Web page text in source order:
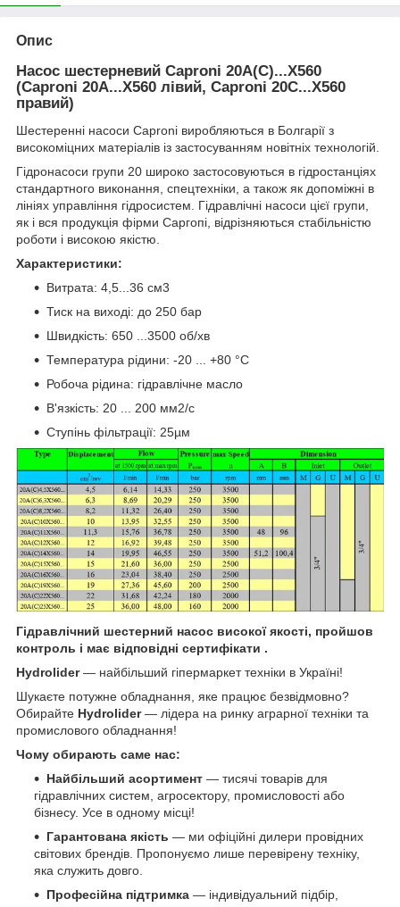
Опис
Насос шестерневий Caproni 20A(C)...X560
(Caproni 20A...X560 лівий, Caproni 20C...X560
правий)
Шестеренні насоси Caproni виробляються в Болгарії з
високоміцних матеріалів із застосуванням новітніх технологій.
Гідронасоси групи 20 широко застосовуються в гідростанціях
стандартного виконання, спецтехніки, а також як допоміжні в
лініях управління гідросистем. Гідравлічні насоси цієї групи,
як і вся продукція фірми Саргопі, відрізняються стабільністю
роботи і високою якістю.
Характеристики:
Витрата: 4,5...36 см3
Тиск на виході: до 250 бар
Швидкість: 650 ...3500 об/хв
Температура рідини: -20 ... +80 °C
Робоча рідина: гідравлічне масло
В'язкість: 20 ... 200 мм2/с
Ступінь фільтрації: 25µм
Гідравлічний шестерний насос високої якості, пройшов
контроль і має відповідні сертифікати .
Hydrolider— найбільший гіпермаркет техніки в Україні!
Шукаєте потужне обладнання, яке працює безвідмовно?
Обирайте Hydrolider— лідера на ринку аграрної техніки та
промислового обладнання!
Чому обирають саме нас:
Найбільший асортимент — тисячі товарів для
гідравлічних систем, агросектору, промисловості або
бізнесу. Усе в одному місці!
Гарантована якість — ми офіційні дилери провідних
світових брендів. Пропонуємо лише перевірену техніку,
яка служить довго.
Професійна підтримка — індивідуальний підбір,